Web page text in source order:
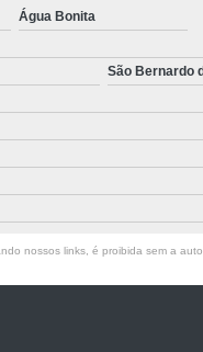
Água Bonita
São Bernardo
nossos links, é proibida sem a